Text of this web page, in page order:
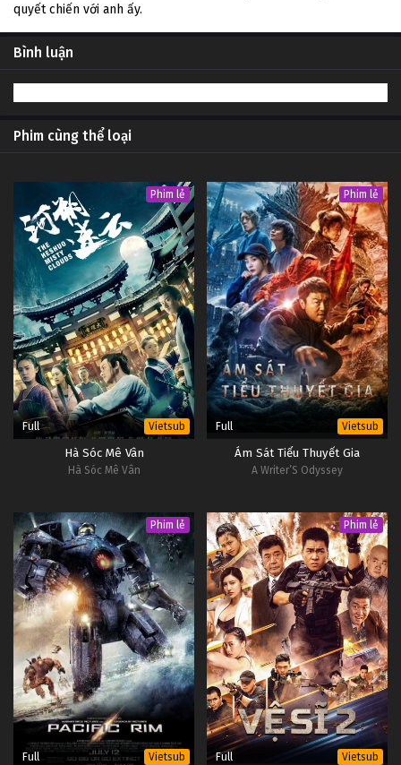
quyết chiến với anh ấy.
Bình luận
Phim cùng thể loại
Phim lẻ
Full Vietsub
Hà Sóc Mê Vân
Hà Sóc Mê Vân
Phim lẻ
Full Vietsub
Ám Sát Tiểu Thuyết Gia
A Writer’S Odyssey
Phim lẻ
Full Vietsub
Phim lẻ
Full Vietsub